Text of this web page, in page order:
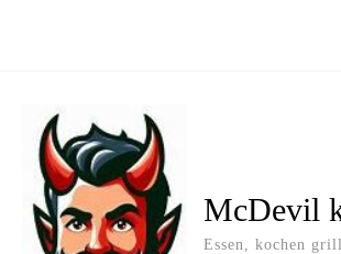
McDevil
Essen, kochen